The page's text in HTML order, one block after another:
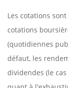
Les cotations
cotations
(quotidiennes
défaut, les
dividendes (le